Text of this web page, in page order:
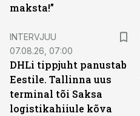
maksta!”
INTERVJUU
07.08.26, 07:00
DHLi tippjuht panustab
Eestile. Tallinna uus
terminal tõi Saksa
logistikahiiule kõva